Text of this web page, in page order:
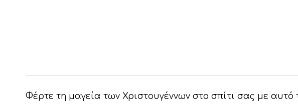
Φέρτε τη μαγεία των Χριστουγέννων στο σπίτι σας με